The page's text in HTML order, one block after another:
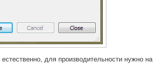
для производительности нужно на